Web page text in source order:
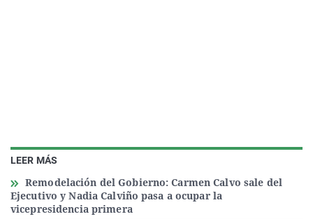
LEER MÁS
Remodelación del Gobierno: Carmen Calvo sale del
Ejecutivo y Nadia Calviño pasa a ocupar la
vicepresidencia primera